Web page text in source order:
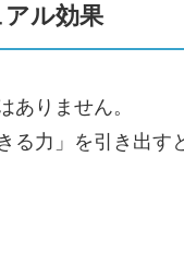
ル効果
ありません。
力」を引き出す